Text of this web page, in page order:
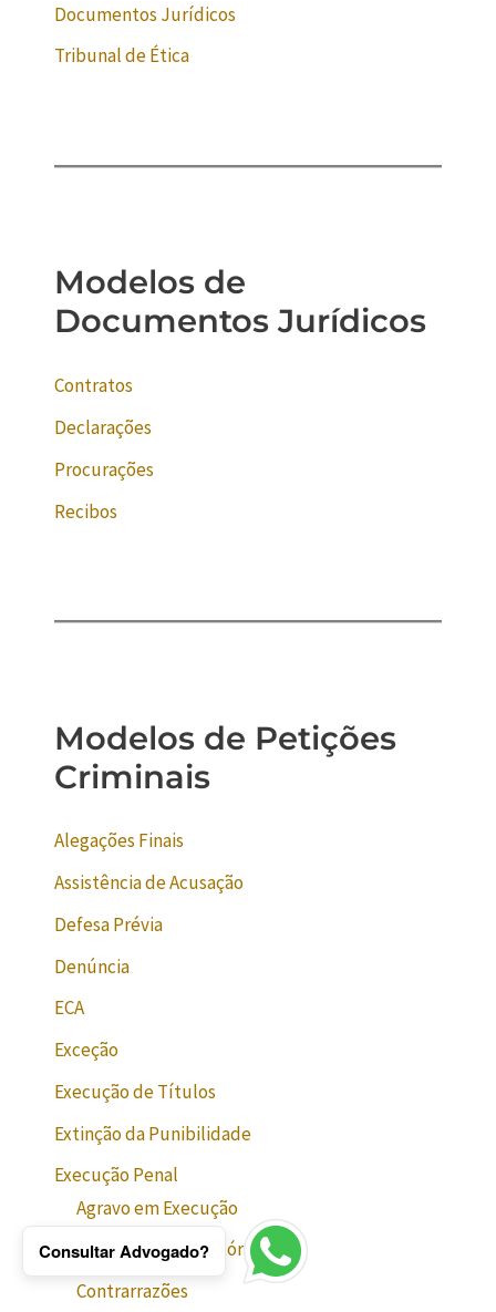
Documentos Jurídicos
Tribunal de Ética
Modelos de
Documentos Jurídicos
Contratos
Declarações
Procurações
Recibos
Modelos de Petições
Criminais
Alegações Finais
Assistência de Acusação
Defesa Prévia
Denúncia
ECA
Exceção
Execução de Títulos
Extinção da Punibilidade
Execução Penal
Agravo em Execução
Audiência Admonitória
Contrarrazões
Consultar Advogado?